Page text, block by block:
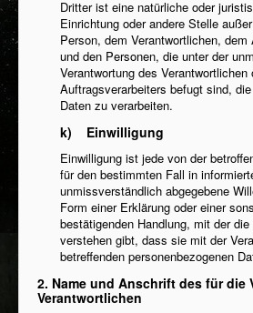
Dritter ist eine natürliche oder
Einrichtung oder andere Stelle
Person, dem Verantwortlichen,
und den Personen, die unter der
Verantwortung des Verantwortlichen
Auftragsverarbeiters befugt sind,
Daten zu verarbeiten.
k) Einwilligung
Einwilligung ist jede von der
für den bestimmten Fall in
unmissverständlich abgegebene
Form einer Erklärung oder einer
bestätigenden Handlung, mit der
verstehen gibt, dass sie mit der
betreffenden personenbezogenen
2. Name und Anschrift des für die
Verantwortlichen